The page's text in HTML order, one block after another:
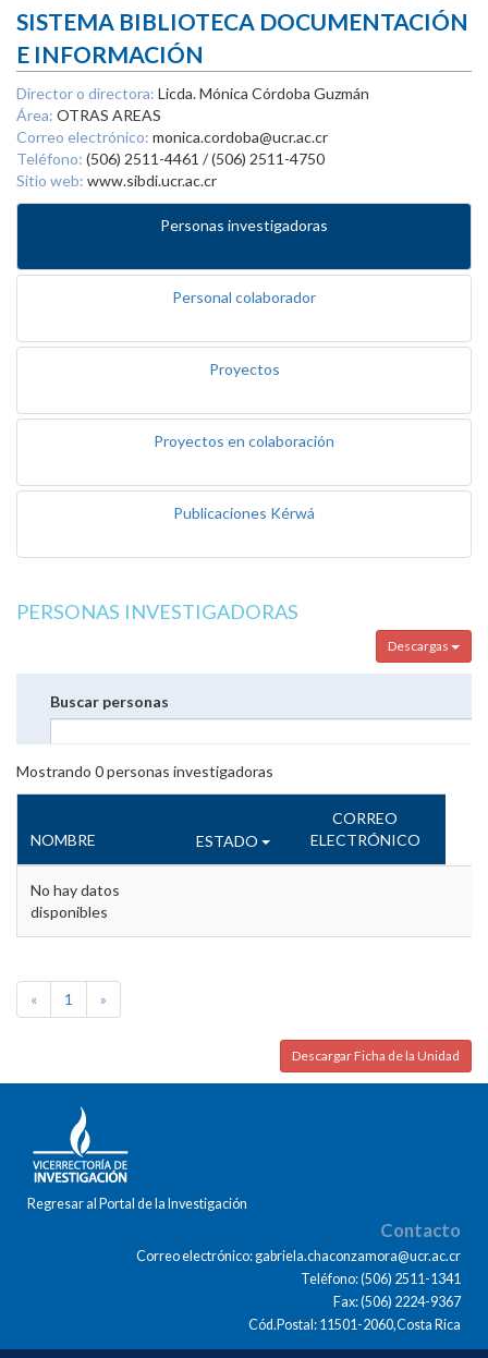
SISTEMA BIBLIOTECA DOCUMENTACIÓN
E INFORMACIÓN
Director o directora: Licda. Mónica Córdoba Guzmán
Área: OTRAS AREAS
Correo electrónico: monica.cordoba@ucr.ac.cr
Teléfono: (506) 2511-4461 / (506) 2511-4750
Sitio web: www.sibdi.ucr.ac.cr
Personas investigadoras
Personal colaborador
Proyectos
Proyectos en colaboración
Publicaciones Kérwá
PERSONAS INVESTIGADORAS
Descargas
Buscar personas
Mostrando 0personas investigadoras
NOMBRE ESTADO
CORREO
ELECTRÓNICO
No hay datos
disponibles
« 1 »
Descargar Ficha de la Unidad
Regresar al Portal de la Investigación
Contacto
Correo electrónico: gabriela.chaconzamora@ucr.ac.cr
Teléfono: (506) 2511-1341
Fax: (506) 2224-9367
Cód.Postal: 11501-2060,Costa Rica